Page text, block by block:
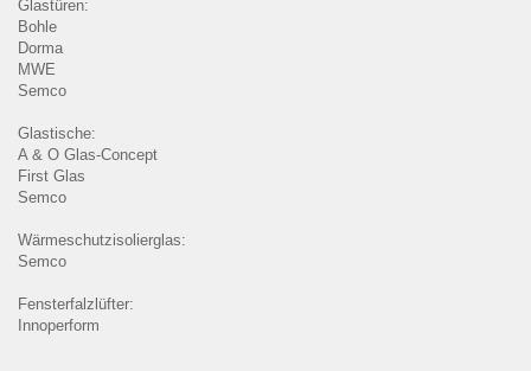
Glastüren:
Bohle
Dorma
MWE
Semco
Glastische:
A & O Glas-Concept
First Glas
Semco
Wärmeschutzisolierglas:
Semco
Fensterfalzlüfter:
Innoperform